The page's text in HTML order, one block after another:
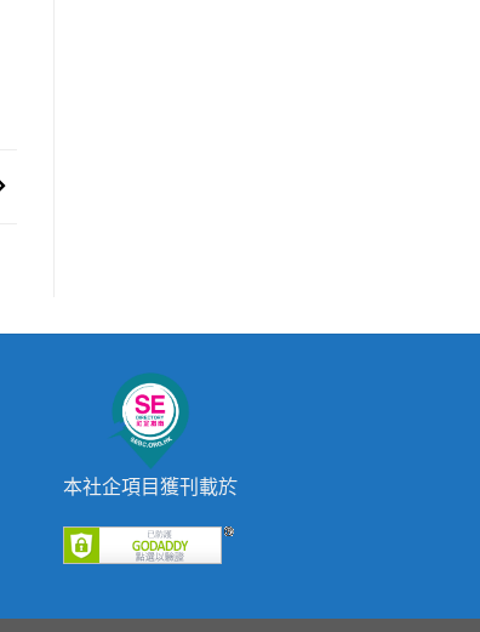
本社企項目獲刊載於